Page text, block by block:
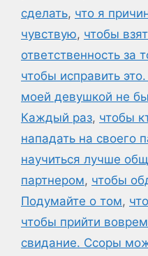
сделать, что я
чувствую, чтобы
ответственность за
чтобы исправить
моей девушкой не
Каждый раз, чтобы
нападать на своего
научиться лучше
партнером, чтобы
Подумайте о том,
чтобы прийти
свидание. Ссоры